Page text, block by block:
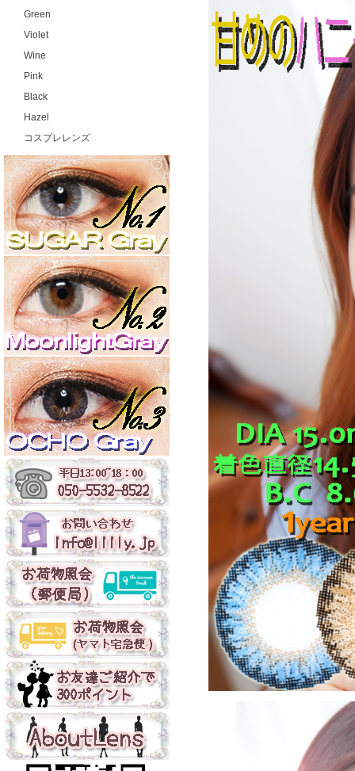
Green
Violet
Wine
Pink
Black
Hazel
コスプレレンズ